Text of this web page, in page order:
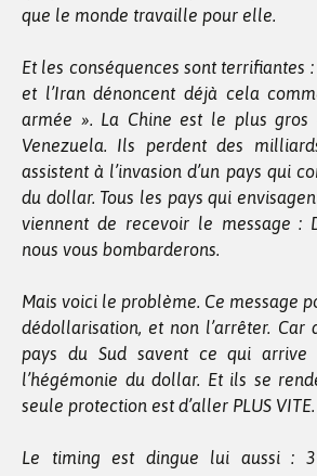
que le monde travaille pour elle.
Et les conséquences sont terrifiantes :
et l’Iran dénoncent déjà cela
armée ». La Chine est le plus
Venezuela. Ils perdent des
assistent à l’invasion d’un pays qui
du dollar. Tous les pays qui
viennent de recevoir le message :
nous vous bombarderons.
Mais voici le problème. Ce message
dédollarisation, et non l’arrêter. Car
pays du Sud savent ce qui arrive
l’hégémonie du dollar. Et ils se
seule protection est d’aller PLUS VITE.
Le timing est dingue lui aussi :